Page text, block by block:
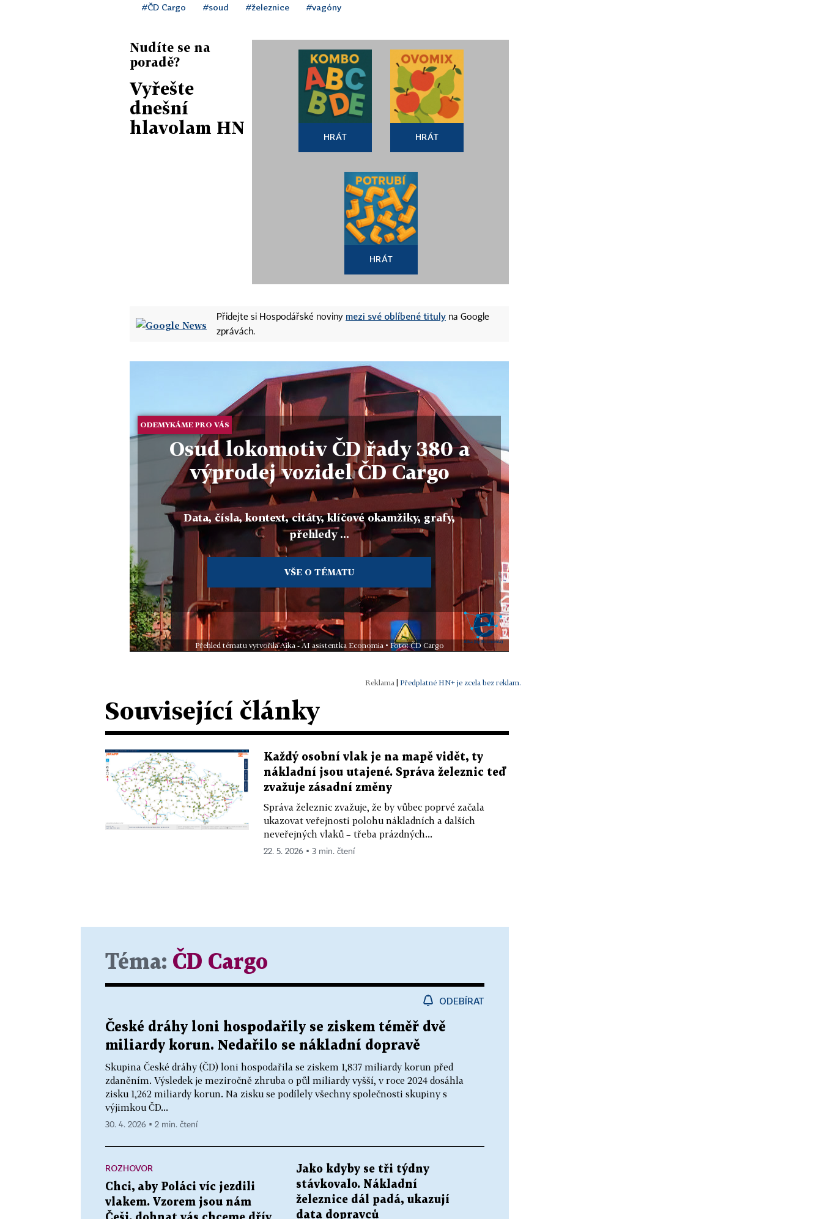
#ČD Cargo #soud #železnice #vagóny
Nudíte se na
poradě?
Vyřešte
dnešní
hlavolam HN
HRÁT HRÁT
HRÁT
Přidejte si Hospodářské noviny mezi své oblíbené tituly na Google
zprávách.
ODEMYKÁME PRO VÁS
Osud lokomotiv ČD řady 380 a
výprodej vozidel ČD Cargo
Data, čísla, kontext, citáty, klíčové okamžiky, grafy,
přehledy ...
VŠE O TÉMATU
Přehled tématu vytvořila Aika - AI asistentka Economia • Foto: ČD Cargo
Předplatné HN+ je zcela bez reklam.
Související články
Každý osobní vlak je na mapě vidět, ty
nákladní jsou utajené. Správa železnic teď
zvažuje zásadní změny
Správa železnic zvažuje, že by vůbec poprvé začala
ukazovat veřejnosti polohu nákladních a dalších
neveřejných vlaků – třeba prázdných...
22. 5. 2026 ▪ 3 min. čtení
Téma: ČD Cargo
ODEBÍRAT
České dráhy loni hospodařily se ziskem téměř dvě
miliardy korun. Nedařilo se nákladní dopravě
Skupina České dráhy (ČD) loni hospodařila se ziskem 1,837 miliardy korun před
zdaněním. Výsledek je meziročně zhruba o půl miliardy vyšší, v roce 2024 dosáhla
zisku 1,262 miliardy korun. Na zisku se podílely všechny společnosti skupiny s
výjimkou ČD...
30. 4. 2026 ▪ 2 min. čtení
ROZHOVOR
Chci, aby Poláci víc jezdili
vlakem. Vzorem jsou nám
Jako kdyby se tři týdny
stávkovalo. Nákladní
železnice dál padá, ukazují
data dopravců